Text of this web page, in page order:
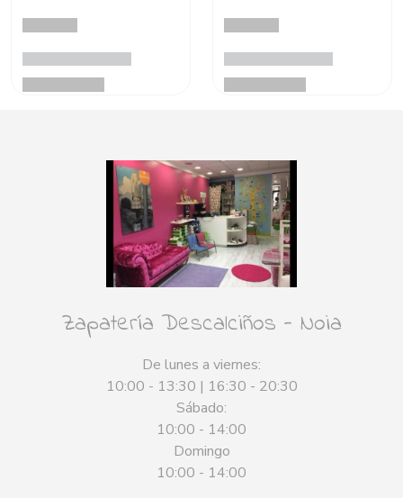
Zapatería Descalciños - Noia
De lunes a viernes:
10:00 - 13:30 | 16:30 - 20:30
Sábado:
10:00 - 14:00
Domingo
10:00 - 14:00